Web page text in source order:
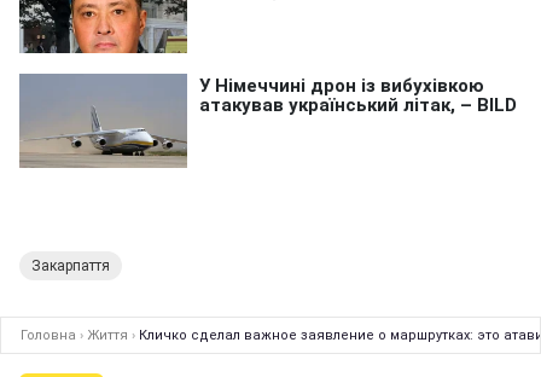
Закарпаття
Головна › Життя › Кличко сделал важное заявление о маршрутках: это